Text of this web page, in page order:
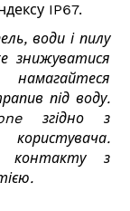
IP67.
води і пилу
знижуватися
під воду.
згідно з
користувача.
контакту з